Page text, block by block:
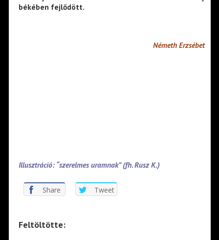
békében fejlődött.
Németh Erzsébet
Illusztráció: “szerelmes uramnak” (fh. Rusz K.)
Share Tweet
Feltöltötte: